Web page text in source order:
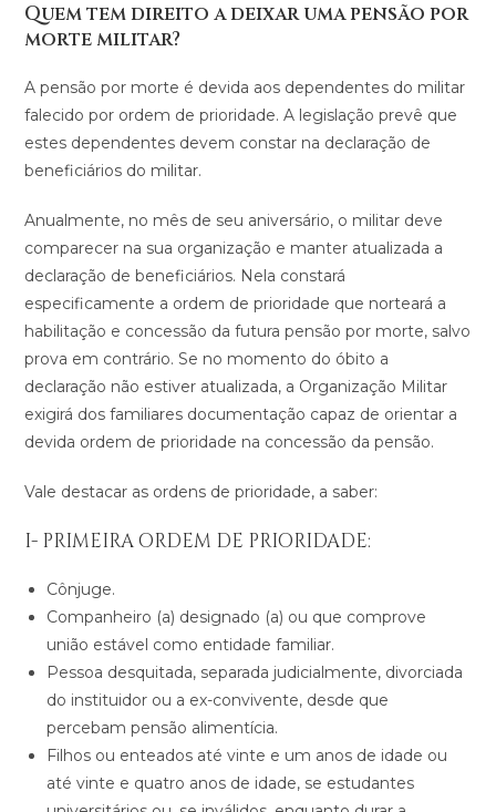
Quem tem direito a deixar uma pensão por
morte militar?
A pensão por morte é devida aos dependentes do militar
falecido por ordem de prioridade. A legislação prevê que
estes dependentes devem constar na declaração de
beneficiários do militar.
Anualmente, no mês de seu aniversário, o militar deve
comparecer na sua organização e manter atualizada a
declaração de beneficiários. Nela constará
especificamente a ordem de prioridade que norteará a
habilitação e concessão da futura pensão por morte, salvo
prova em contrário. Se no momento do óbito a
declaração não estiver atualizada, a Organização Militar
exigirá dos familiares documentação capaz de orientar a
devida ordem de prioridade na concessão da pensão.
Vale destacar as ordens de prioridade, a saber:
I- PRIMEIRA ORDEM DE PRIORIDADE:
Cônjuge.
Companheiro (a) designado (a) ou que comprove
união estável como entidade familiar.
Pessoa desquitada, separada judicialmente, divorciada
do instituidor ou a ex-convivente, desde que
percebam pensão alimentícia.
Filhos ou enteados até vinte e um anos de idade ou
até vinte e quatro anos de idade, se estudantes